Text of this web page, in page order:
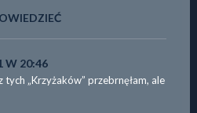
W 20:46
„Krzyżaków” przebrnęłam, ale